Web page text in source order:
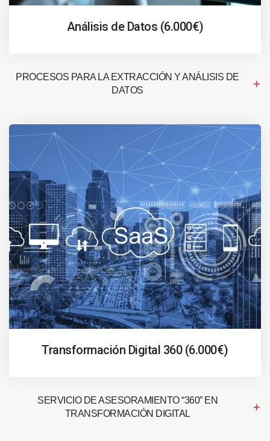
Análisis de Datos (6.000€)
PROCESOS PARA LA EXTRACCIÓN Y ANÁLISIS DE
DATOS
Transformación Digital 360 (6.000€)
SERVICIO DE ASESORAMIENTO “360” EN
TRANSFORMACIÓN DIGITAL